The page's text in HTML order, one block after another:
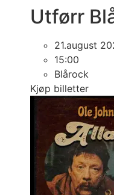
Utførr
21.august
15:00
Blårock
Kjøp billetter